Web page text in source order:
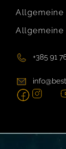
Allgemeine
Allgemeine
+385 91